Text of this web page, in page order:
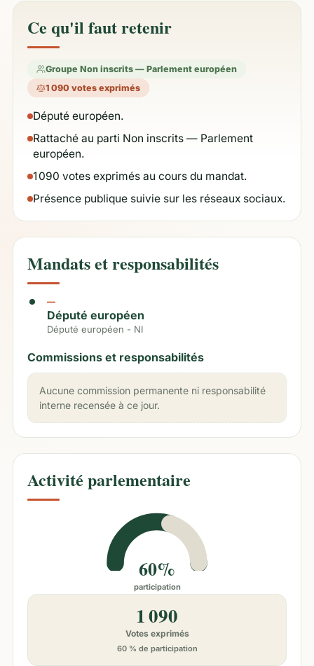
Ce qu'il faut retenir
Groupe Non inscrits — Parlement européen
1 090 votes exprimés
Député européen.
Rattaché au parti Non inscrits — Parlement
européen.
1 090 votes exprimés au cours du mandat.
Présence publique suivie sur les réseaux sociaux.
Mandats et responsabilités
—
Député européen
Député européen - NI
Commissions et responsabilités
Aucune commission permanente ni responsabilité
interne recensée à ce jour.
Activité parlementaire
60%
participation
1 090
Votes exprimés
60 % de participation